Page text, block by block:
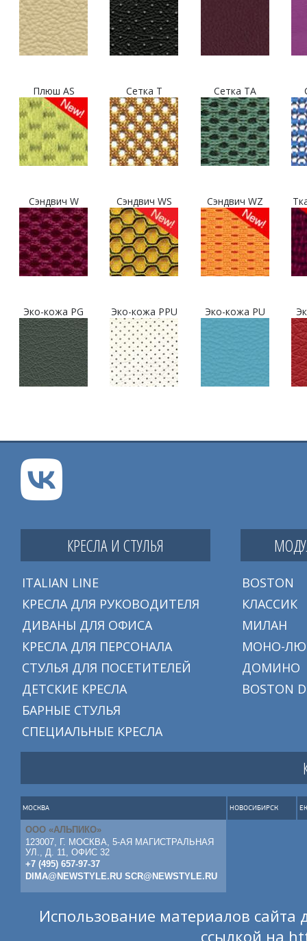
Плюш AS Сетка T Сетка TA
Сэндвич W Сэндвич WS Сэндвич WZ
Эко-кожа PG Эко-кожа PPU Эко-кожа PU
КРЕСЛА И СТУЛЬЯ
ITALIAN LINE
КРЕСЛА ДЛЯ РУКОВОДИТЕЛЯ
ДИВАНЫ ДЛЯ ОФИСА
КРЕСЛА ДЛЯ ПЕРСОНАЛА
СТУЛЬЯ ДЛЯ ПОСЕТИТЕЛЕЙ
ДЕТСКИЕ КРЕСЛА
БАРНЫЕ СТУЛЬЯ
СПЕЦИАЛЬНЫЕ КРЕСЛА
BOSTON
КЛАССИК
МИЛАН
МОНО-
ДОМИНО
BOSTON
МОСКВА
ООО «АЛЬПИКО»
123007, Г. МОСКВА, 5-АЯ МАГИСТРАЛЬНАЯ
УЛ., Д. 11, ОФИС 32
+7 (495) 657-97-37
DIMA@NEWSTYLE.RU SCR@NEWSTYLE.RU
НОВОСИБИРСК
Использование материалов сайта
ссылкой на